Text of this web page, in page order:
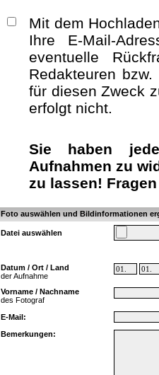
Mit dem
Ihre E-Mail-
eventuelle
Redakteuren
für diesen Zweck
erfolgt nicht.
Sie haben
Aufnahmen zu
zu lassen!
Foto auswählen und Bildinformationen
Datei auswählen
Datum / Ort / Land
der Aufnahme
Vorname / Nachname
des Fotograf
E-Mail:
Bemerkungen: